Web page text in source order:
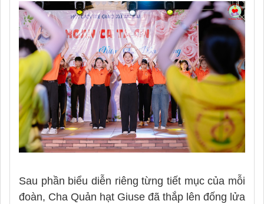
Sau phần biểu diễn riêng từng tiết mục của mỗi
đoàn, Cha Quản hạt Giuse đã thắp lên đống lửa